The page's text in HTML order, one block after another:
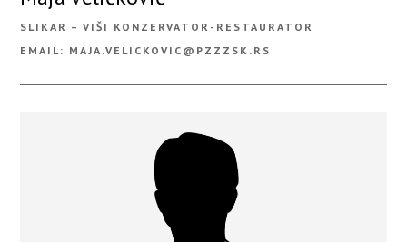
SLIKAR – VIŠI KONZERVATOR-RESTAURATOR
EMAIL: MAJA.VELICKOVIC@PZZZSK.RS